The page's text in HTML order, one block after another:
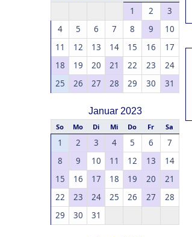
1 2
3
4
5 6 7 8 9
10
11
12 13 14 15 16
17
18
19 20 21 22 23
24
25
26 27 28 29 30 31
Januar 2023
So Mo Di Mi Do Fr Sa
1 2 3 4 5 6
7
8
9 10 11 12 13
14
15
16 17 18 19 20
21
22
23 24 25 26 27
28
29
30 31